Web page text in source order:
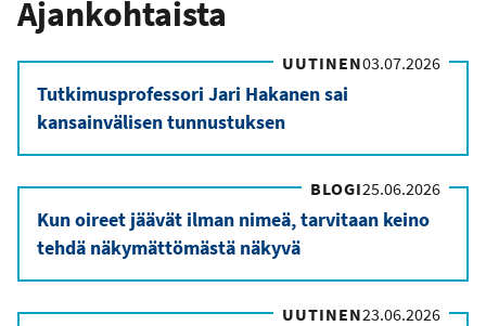
Ajankohtaista
UUTINEN03.07.2026
Tutkimusprofessori Jari Hakanen sai
kansainvälisen tunnustuksen
BLOGI25.06.2026
Kun oireet jäävät ilman nimeä, tarvitaan keino
tehdä näkymättömästä näkyvä
UUTINEN23.06.2026